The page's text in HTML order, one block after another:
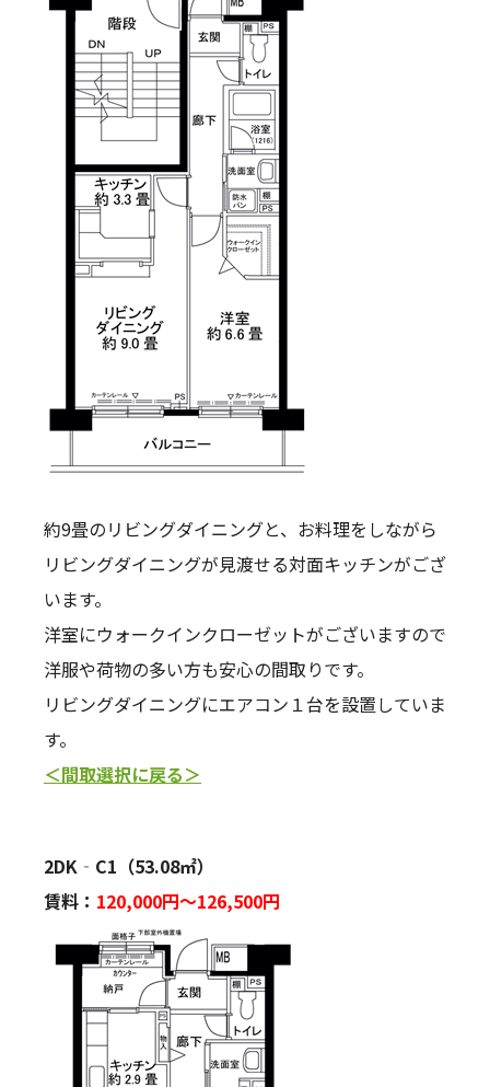
約9畳のリビングダイニングと、お料理をしながら
リビングダイニングが見渡せる対面キッチンがござ
います。
洋室にウォークインクローゼットがございますので
洋服や荷物の多い方も安心の間取りです。
リビングダイニングにエアコン１台を設置していま
す。
＜間取選択に戻る＞
2DK‐C1（53.08㎡）
賃料： 120,000円～126,500円